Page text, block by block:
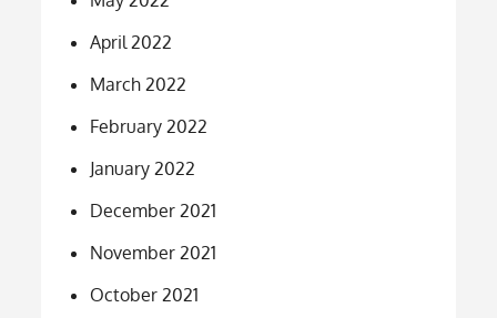
April 2022
March 2022
February 2022
January 2022
December 2021
November 2021
October 2021